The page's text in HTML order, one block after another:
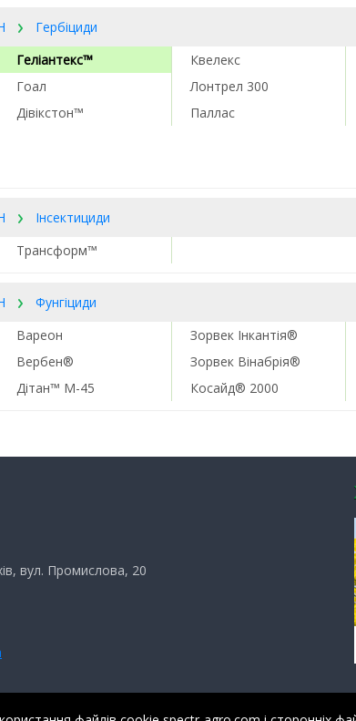
Гербіциди
Геліантекс™
Гоал
Дівікстон™
Квелекс
Лонтрел 300
Паллас
Інсектициди
Трансформ™
Фунгіциди
Вареон
Вербен®
Дітан™ М-45
Зорвек Інкантія®
Зорвек Вінабрія®
Косайд® 2000
вул. Промислова, 20